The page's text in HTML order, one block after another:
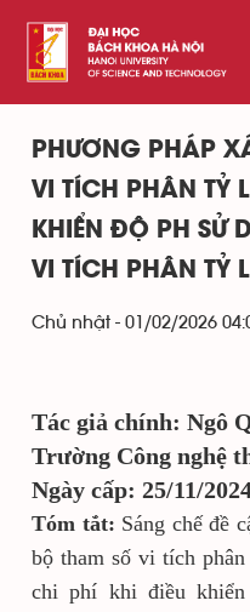
PHƯƠNG PHÁP
VI TÍCH PHÂN TỶ
KHIỂN ĐỘ PH SỬ
VI TÍCH PHÂN TỶ
Chủ nhật - 01/02/2026
Tác giả chính: Ngô
Trường Công nghệ
Ngày cấp: 25/11/
Tóm tắt: Sáng chế đề
bộ tham số vi tích
chi phí khi điều